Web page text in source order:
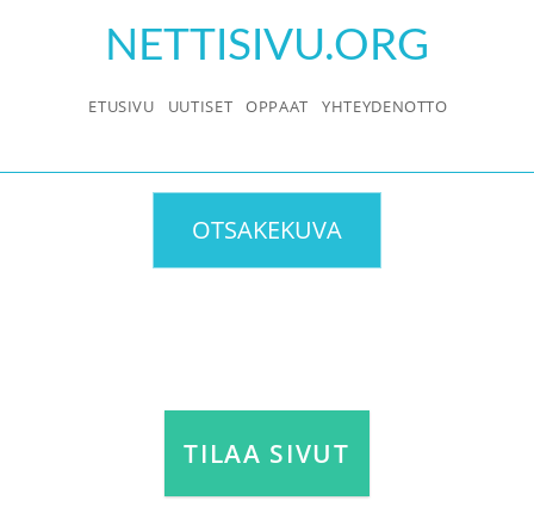
NETTISIVU.ORG
ETUSIVU UUTISET OPPAAT YHTEYDENOTTO
TILAA SIVUT
OTSAKEKUVA